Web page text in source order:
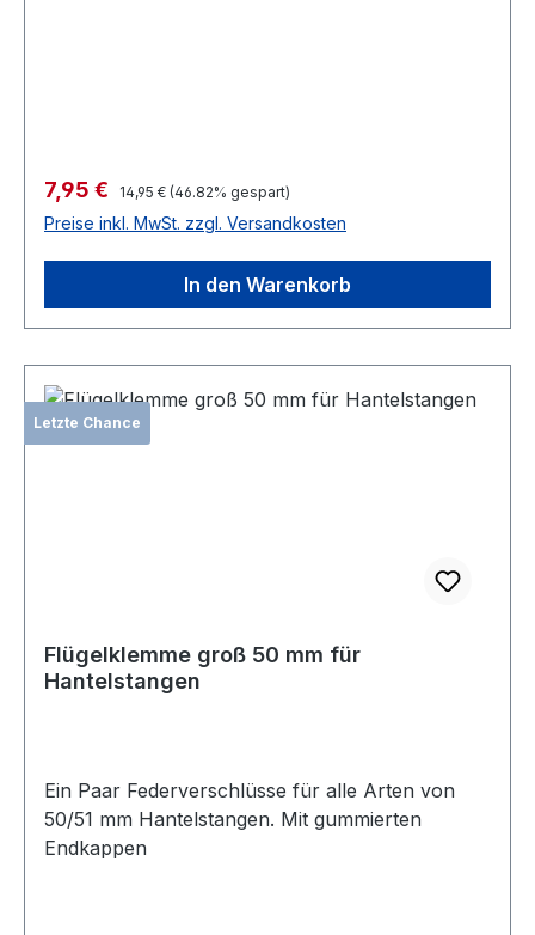
Verkaufspreis:
7,95 € Regulärer Preis:
14,95 € (46.82% gespart)
Preise inkl. MwSt. zzgl. Versandkosten
In den Warenkorb
Letzte Chance
Flügelklemme groß 50 mm für
Hantelstangen
Ein Paar Federverschlüsse für alle Arten von
50/51 mm Hantelstangen. Mit gummierten
Endkappen